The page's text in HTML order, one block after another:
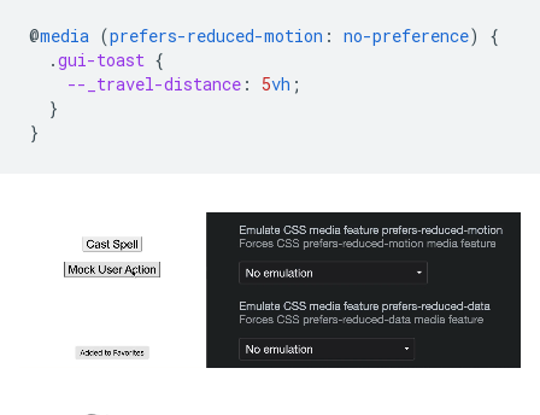
@media (prefers-reduced-motion : no-preference)
{
.gui-toast {
--_travel-distance : 5vh ;
}
}